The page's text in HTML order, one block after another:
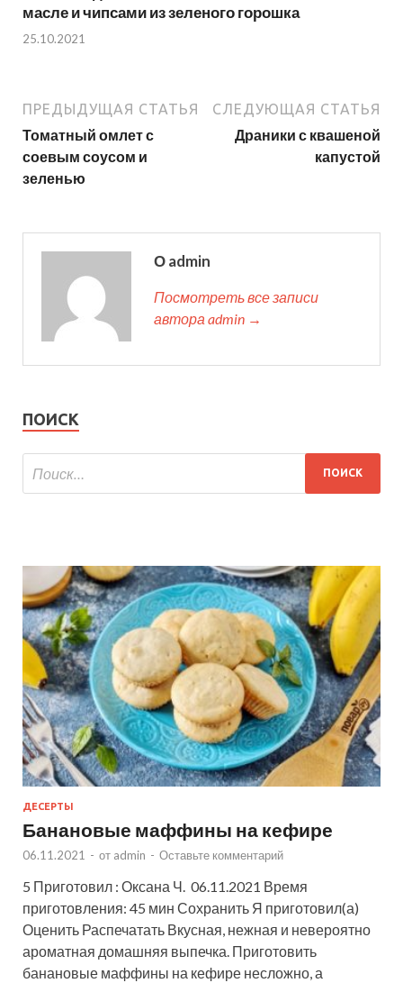
масле и чипсами из зеленого горошка
25.10.2021
ПРЕДЫДУЩАЯ СТАТЬЯ
Томатный омлет с
соевым соусом и
зеленью
СЛЕДУЮЩАЯ СТАТЬЯ
Драники с квашеной
капустой
О admin
Посмотреть все записи
автора admin →
ПОИСК
ДЕСЕРТЫ
Банановые маффины на кефире
06.11.2021 - от admin - Оставьте комментарий
5 Приготовил : Оксана Ч. 06.11.2021 Время
приготовления: 45 мин Сохранить Я приготовил(а)
Оценить Распечатать Вкусная, нежная и невероятно
ароматная домашняя выпечка. Приготовить
банановые маффины на кефире несложно, а